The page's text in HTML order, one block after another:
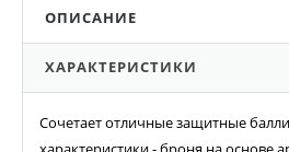
ОПИСАНИЕ
ХАРАКТЕРИСТИКИ
Сочетает отличные защитные